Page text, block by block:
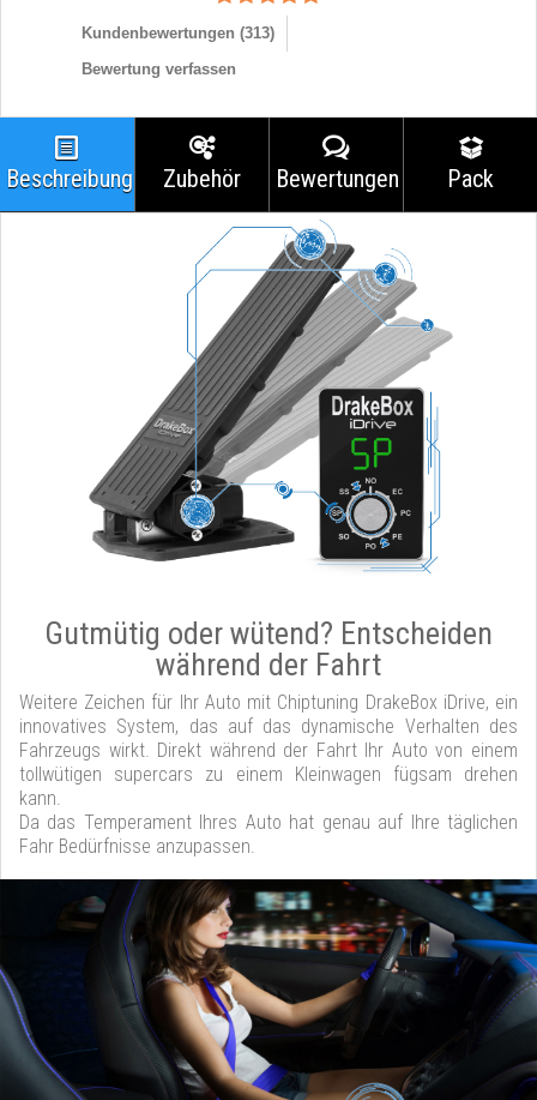
Kundenbewertungen (313)
Bewertung verfassen
Beschreibung Zubehör Bewertungen Pack
Gutmütig oder wütend? Entscheiden
während der Fahrt
Weitere Zeichen für Ihr Auto mit Chiptuning DrakeBox iDrive, ein
innovatives System, das auf das dynamische Verhalten des
Fahrzeugs wirkt. Direkt während der Fahrt Ihr Auto von einem
tollwütigen supercars zu einem Kleinwagen fügsam drehen
kann.
Da das Temperament Ihres Auto hat genau auf Ihre täglichen
Fahr Bedürfnisse anzupassen.